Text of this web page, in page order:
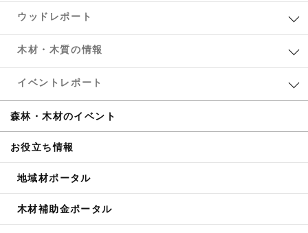
ウッドレポート
木材・木質の情報
イベントレポート
森林・木材のイベント
お役立ち情報
地域材ポータル
木材補助金ポータル